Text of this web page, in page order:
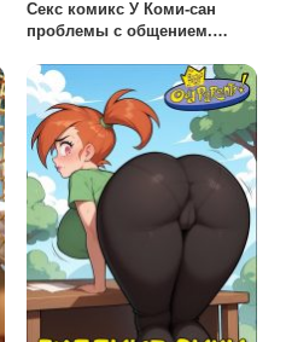
Секс комикс У Коми-сан
проблемы с общением.
одиночку.